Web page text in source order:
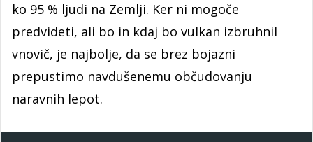
ko 95 % ljudi na Zemlji. Ker ni mogoče
predvideti, ali bo in kdaj bo vulkan izbruhnil
vnovič, je najbolje, da se brez bojazni
prepustimo navdušenemu občudovanju
naravnih lepot.